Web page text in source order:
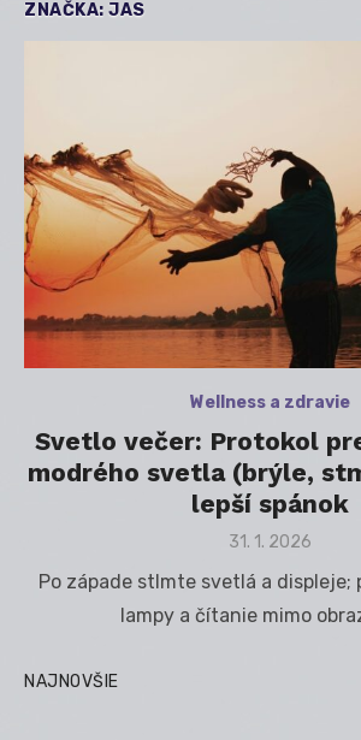
ZNAČKA: JAS
Wellness a zdravie
Svetlo večer: Protokol
modrého svetla (brýle,
lepší spánok
Posted
31. 1. 2026
Po západe stlmte svetlá a
lampy a čítanie mimo
NAJNOVŠIE